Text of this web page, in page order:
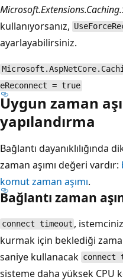
kullanıyorsanız,
ayarlayabilirsiniz.
eReconnect = true
Uygun zaman
yapılandırma
Bağlantı dayanıklılığında
zaman aşımı değeri vardır:
komut zaman aşımı.
Bağlantı zaman
connect timeout ,
kurmak için beklediği
saniye kullanacak connect
sisteme daha yüksek CPU